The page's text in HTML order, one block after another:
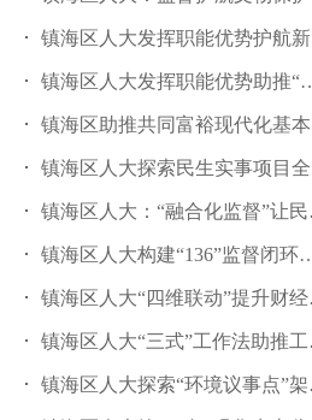
镇海区人大发挥职能优势护航新质生产力发展
镇海区人大发挥职能优势助推“三支队伍”建设
镇海区助推共同富裕现代化基本单元建设
镇海区人大探索民生实事项目全过程管理机制
镇海区人大：“融合化监督”让民生实事项目“落地有声”
镇海区人大构建“136”监督闭环链机制
镇海区人大“四维联动”提升财经监督实效
镇海区人大“三式”工作法助推工匠培育工程
镇海区人大探索“环境议事点”架好监督“连心桥”